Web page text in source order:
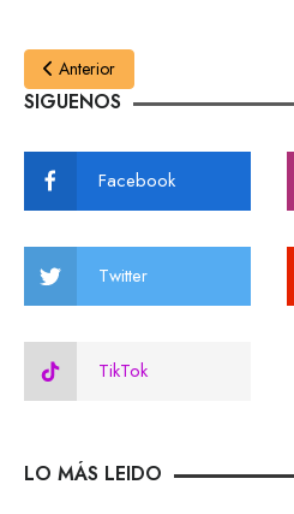
Anterior
SIGUENOS
Facebook
Twitter
TikTok
LO MÁS LEIDO